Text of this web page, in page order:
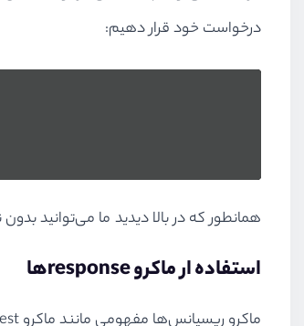
درخواست خود قرار دهیم:
همانطور که در بالا دیدید ما می‌توانید
استفاده ار ماکرو responseها